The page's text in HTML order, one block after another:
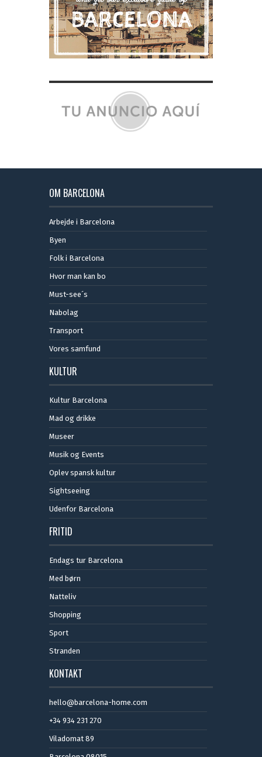
OM BARCELONA
Arbejde i Barcelona
Byen
Folk i Barcelona
Hvor man kan bo
Must-see´s
Nabolag
Transport
Vores samfund
KULTUR
Kultur Barcelona
Mad og drikke
Museer
Musik og Events
Oplev spansk kultur
Sightseeing
Udenfor Barcelona
FRITID
Endags tur Barcelona
Med børn
Natteliv
Shopping
Sport
Stranden
KONTAKT
hello@barcelona-home.com
+34 934 231 270
Viladomat 89